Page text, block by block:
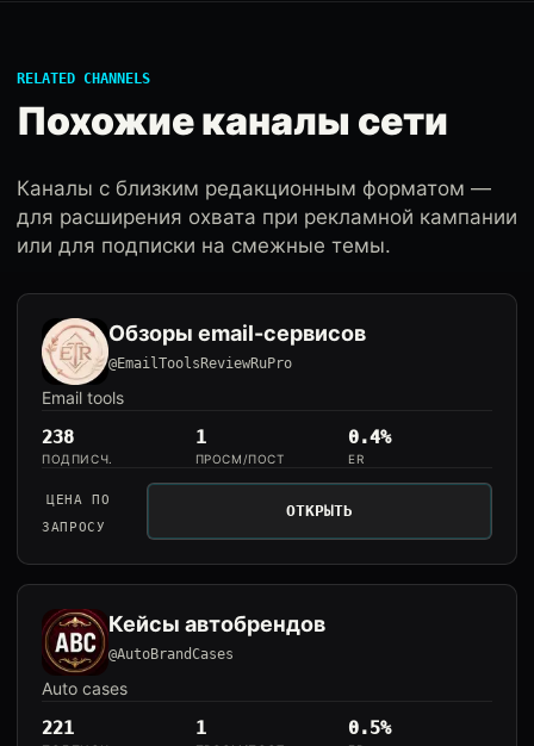
RELATED CHANNELS
Похожие каналы сети
Каналы с близким редакционным форматом —
для расширения охвата при рекламной кампании
или для подписки на смежные темы.
Обзоры email-сервисов
@EmailToolsReviewRuPro
Email tools
238
ПОДПИСЧ.
1
ПРОСМ/ПОСТ
0.4%
ER
ЦЕНА ПО
ЗАПРОСУ
ОТКРЫТЬ
Кейсы автобрендов
@AutoBrandCases
Auto cases
221 1 0.5%